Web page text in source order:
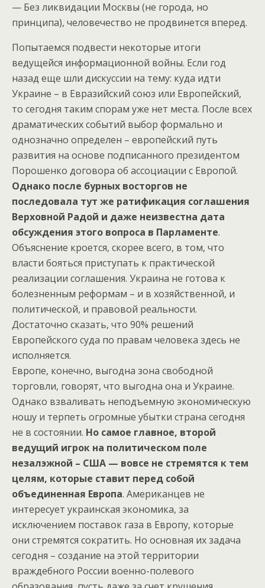
— Без ликвидации Москвы (не города, но
принципа), человечество не продвинется вперед.
Попытаемся подвести некоторые итоги
ведущейся информационной войны. Если год
назад еще шли дискуссии на тему: куда идти
Украине – в Евразийский союз или Европейский,
то сегодня таким спорам уже нет места. После всех
драматических событий выбор формально и
однозначно определен – европейский путь
развития на основе подписанного президентом
Порошенко договора об ассоциации с Европой.
Однако после бурных восторгов не
последовала тут же ратификация соглашения
Верховной Радой и даже неизвестна дата
обсуждения этого вопроса в Парламенте.
Объяснение кроется, скорее всего, в том, что
власти бояться приступать к практической
реализации соглашения. Украина не готова к
болезненным реформам – и в хозяйственной, и
политической, и правовой реальности.
Достаточно сказать, что 90% решений
Европейского суда по правам человека здесь не
исполняется.
Европе, конечно, выгодна зона свободной
торговли, говорят, что выгодна она и Украине.
Однако взваливать неподъемную экономическую
ношу и терпеть огромные убытки страна сегодня
не в состоянии. Но самое главное, второй
ведущий игрок на политическом поле
незалэжной – США — вовсе не стремятся к тем
целям, которые ставит перед собой
объединенная Европа. Американцев не
интересует украинская экономика, за
исключением поставок газа в Европу, которые
они стремятся сократить. Но основная их задача
сегодня – создание на этой территории
враждебного России военно-полевого